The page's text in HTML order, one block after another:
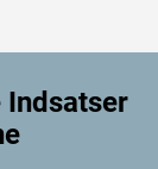
Indsatser